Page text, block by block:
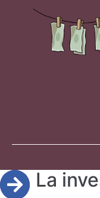
La